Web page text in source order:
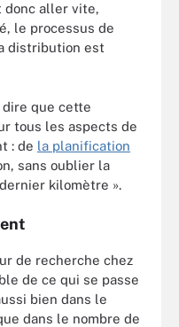
donc aller vite,
le processus de
distribution est
dire que cette
tous les aspects de
: de la planification
sans oublier la
kilomètre ».
de recherche chez
de ce qui se passe
bien dans le
dans le nombre de